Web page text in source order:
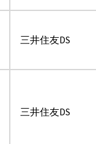
三井住友DS
三井住友DS